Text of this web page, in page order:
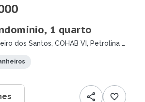
1 quarto
dos Santos, COHAB VI, Petrolina -